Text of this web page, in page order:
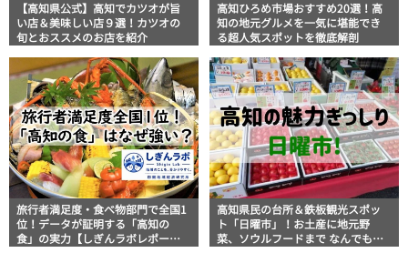
【高知県公式】高知でカツオが旨
い店＆美味しい店９選！カツオの
旬とおススメのお店を紹介
高知ひろめ市場おすすめ20選！高
知の地元グルメを一気に堪能でき
る超人気スポットを徹底解剖
旅行者満足度・食べ物部門で全国1
位！データが証明する「高知の
食」の実力【しぎんラボレポー
高知県民の台所＆鉄板観光スポッ
ト「日曜市」！お土産に地元野
菜、ソウルフードまで なんでもそ